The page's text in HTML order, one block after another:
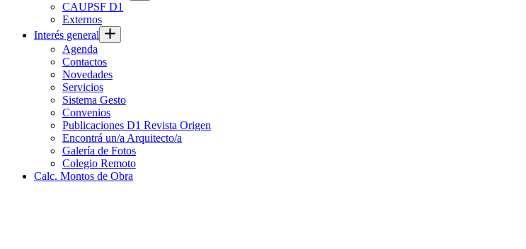
CAUPSF D1
Externos
Interés general
Agenda
Contactos
Novedades
Servicios
Sistema Gesto
Convenios
Publicaciones D1 Revista Origen
Encontrá un/a Arquitecto/a
Galería de Fotos
Colegio Remoto
Calc. Montos de Obra